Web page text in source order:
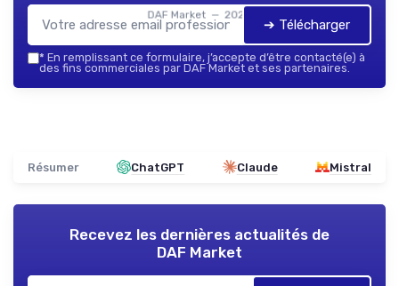
DAF Market — 2026
➔ Télécharger
* En remplissant ce formulaire, j’accepte d’être contacté(e) à
des fins commerciales par DAF Market et ses partenaires.
Résumer ChatGPT Claude Mistral
Recevez les dernières actualités de
DAF Market